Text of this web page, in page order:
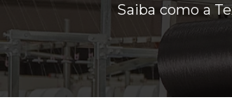
Saiba como a